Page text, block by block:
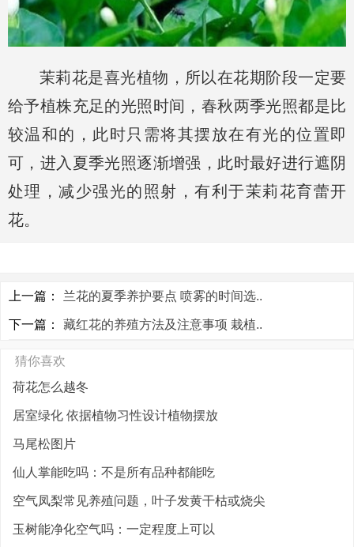
茉莉花是喜光植物，所以在花期阶段一定要
给予植株充足的光照时间，春秋两季光照都是比
较温和的，此时只需将其摆放在有光的位置即
可，进入夏季光照逐渐增强，此时最好进行遮阴
处理，减少强光的照射，有利于茉莉花育蕾开
花。
上一篇： 兰花的夏季养护要点 喷雾的时间选..
下一篇： 藏红花的养殖方法及注意事项 栽植..
猜你喜欢
荷花怎么越冬
居室绿化 依据植物习性设计植物摆放
马尾松图片
仙人掌能吃吗：不是所有品种都能吃
空气凤梨常见养殖问题，叶子发黄干枯或烧尖
玉树能净化空气吗：一定程度上可以